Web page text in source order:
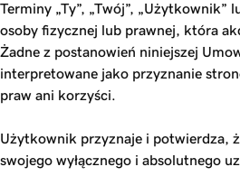
Terminy „Ty”, „Twój”, „Użytkownik”
osoby fizycznej lub prawnej, która
Żadne z postanowień niniejszej
interpretowane jako przyznanie
praw ani korzyści.
Użytkownik przyznaje i potwierdza,
swojego wyłącznego i absolutnego